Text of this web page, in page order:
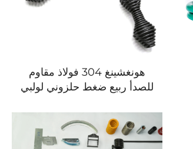
هونغشينغ 304 فولاذ مقاوم
للصدأ ربيع ضغط حلزوني لولبي